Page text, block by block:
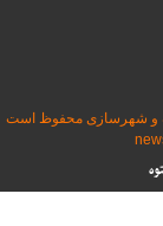
و شهرسازی محفوظ است